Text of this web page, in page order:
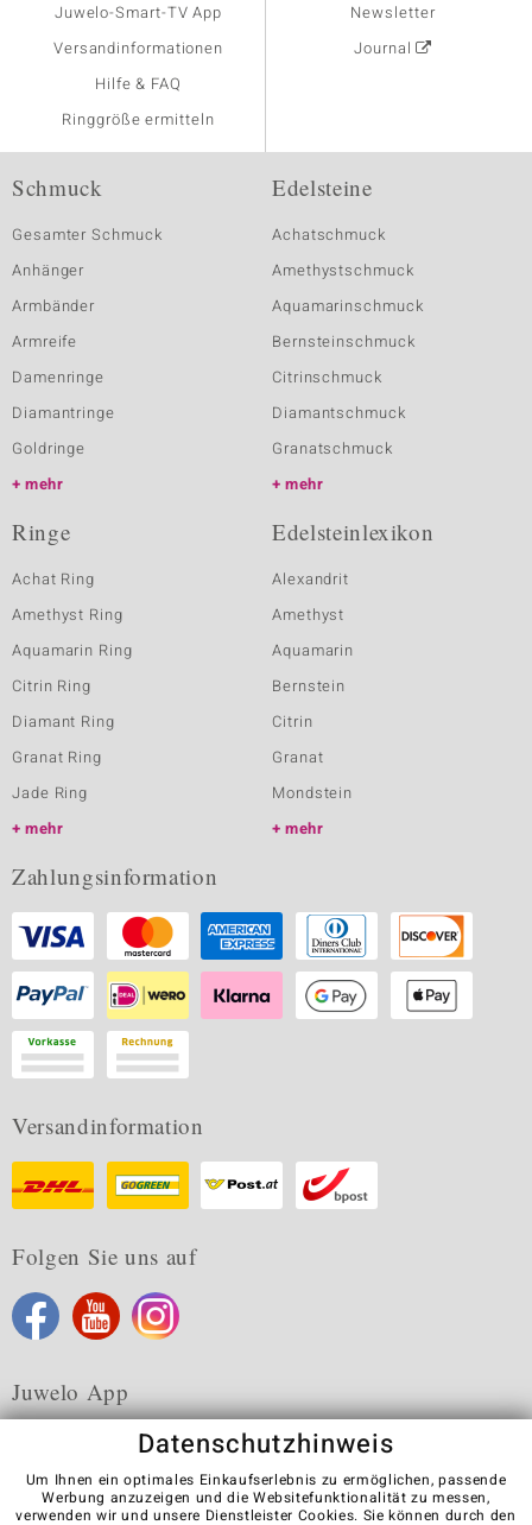
Juwelo-Smart-TV App
Versandinformationen
Hilfe & FAQ
Ringgröße ermitteln
Newsletter
Journal
Schmuck
Gesamter Schmuck
Anhänger
Armbänder
Armreife
Damenringe
Diamantringe
Goldringe
mehr
Edelsteine
Achatschmuck
Amethystschmuck
Aquamarinschmuck
Bernsteinschmuck
Citrinschmuck
Diamantschmuck
Granatschmuck
mehr
Ringe
Achat Ring
Amethyst Ring
Aquamarin Ring
Citrin Ring
Diamant Ring
Granat Ring
Jade Ring
mehr
Edelsteinlexikon
Alexandrit
Amethyst
Aquamarin
Bernstein
Citrin
Granat
Mondstein
mehr
Zahlungsinformation
Versandinformation
Folgen Sie uns auf
Juwelo App
Datenschutzhinweis
Um Ihnen ein optimales Einkaufserlebnis zu ermöglichen, passende
Werbung anzuzeigen und die Websitefunktionalität zu messen,
verwenden wir und unsere Dienstleister Cookies. Sie können durch den